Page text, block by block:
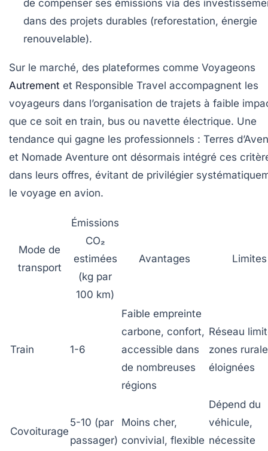
de compenser ses émissions via des
dans des projets durables (reforestation, énergie
renouvelable).
Sur le marché, des plateformes comme Voyageons
Autrement et Responsible Travel accompagnent les
voyageurs dans l’organisation de trajets à faible
que ce soit en train, bus ou navette électrique. Une
tendance qui gagne les professionnels : Terres
et Nomade Aventure ont désormais intégré ces
dans leurs offres, évitant de privilégier
le voyage en avion.
Mode de
transport
Émissions
CO₂
estimées
(kg par
100 km)
Avantages Limites
Train 1-6
Faible empreinte
carbone, confort,
accessible dans
de nombreuses
régions
Réseau
zones
éloignées
Covoiturage
5-10 (par
passager)
Moins cher,
convivial, flexible
Dépend du
véhicule,
nécessite